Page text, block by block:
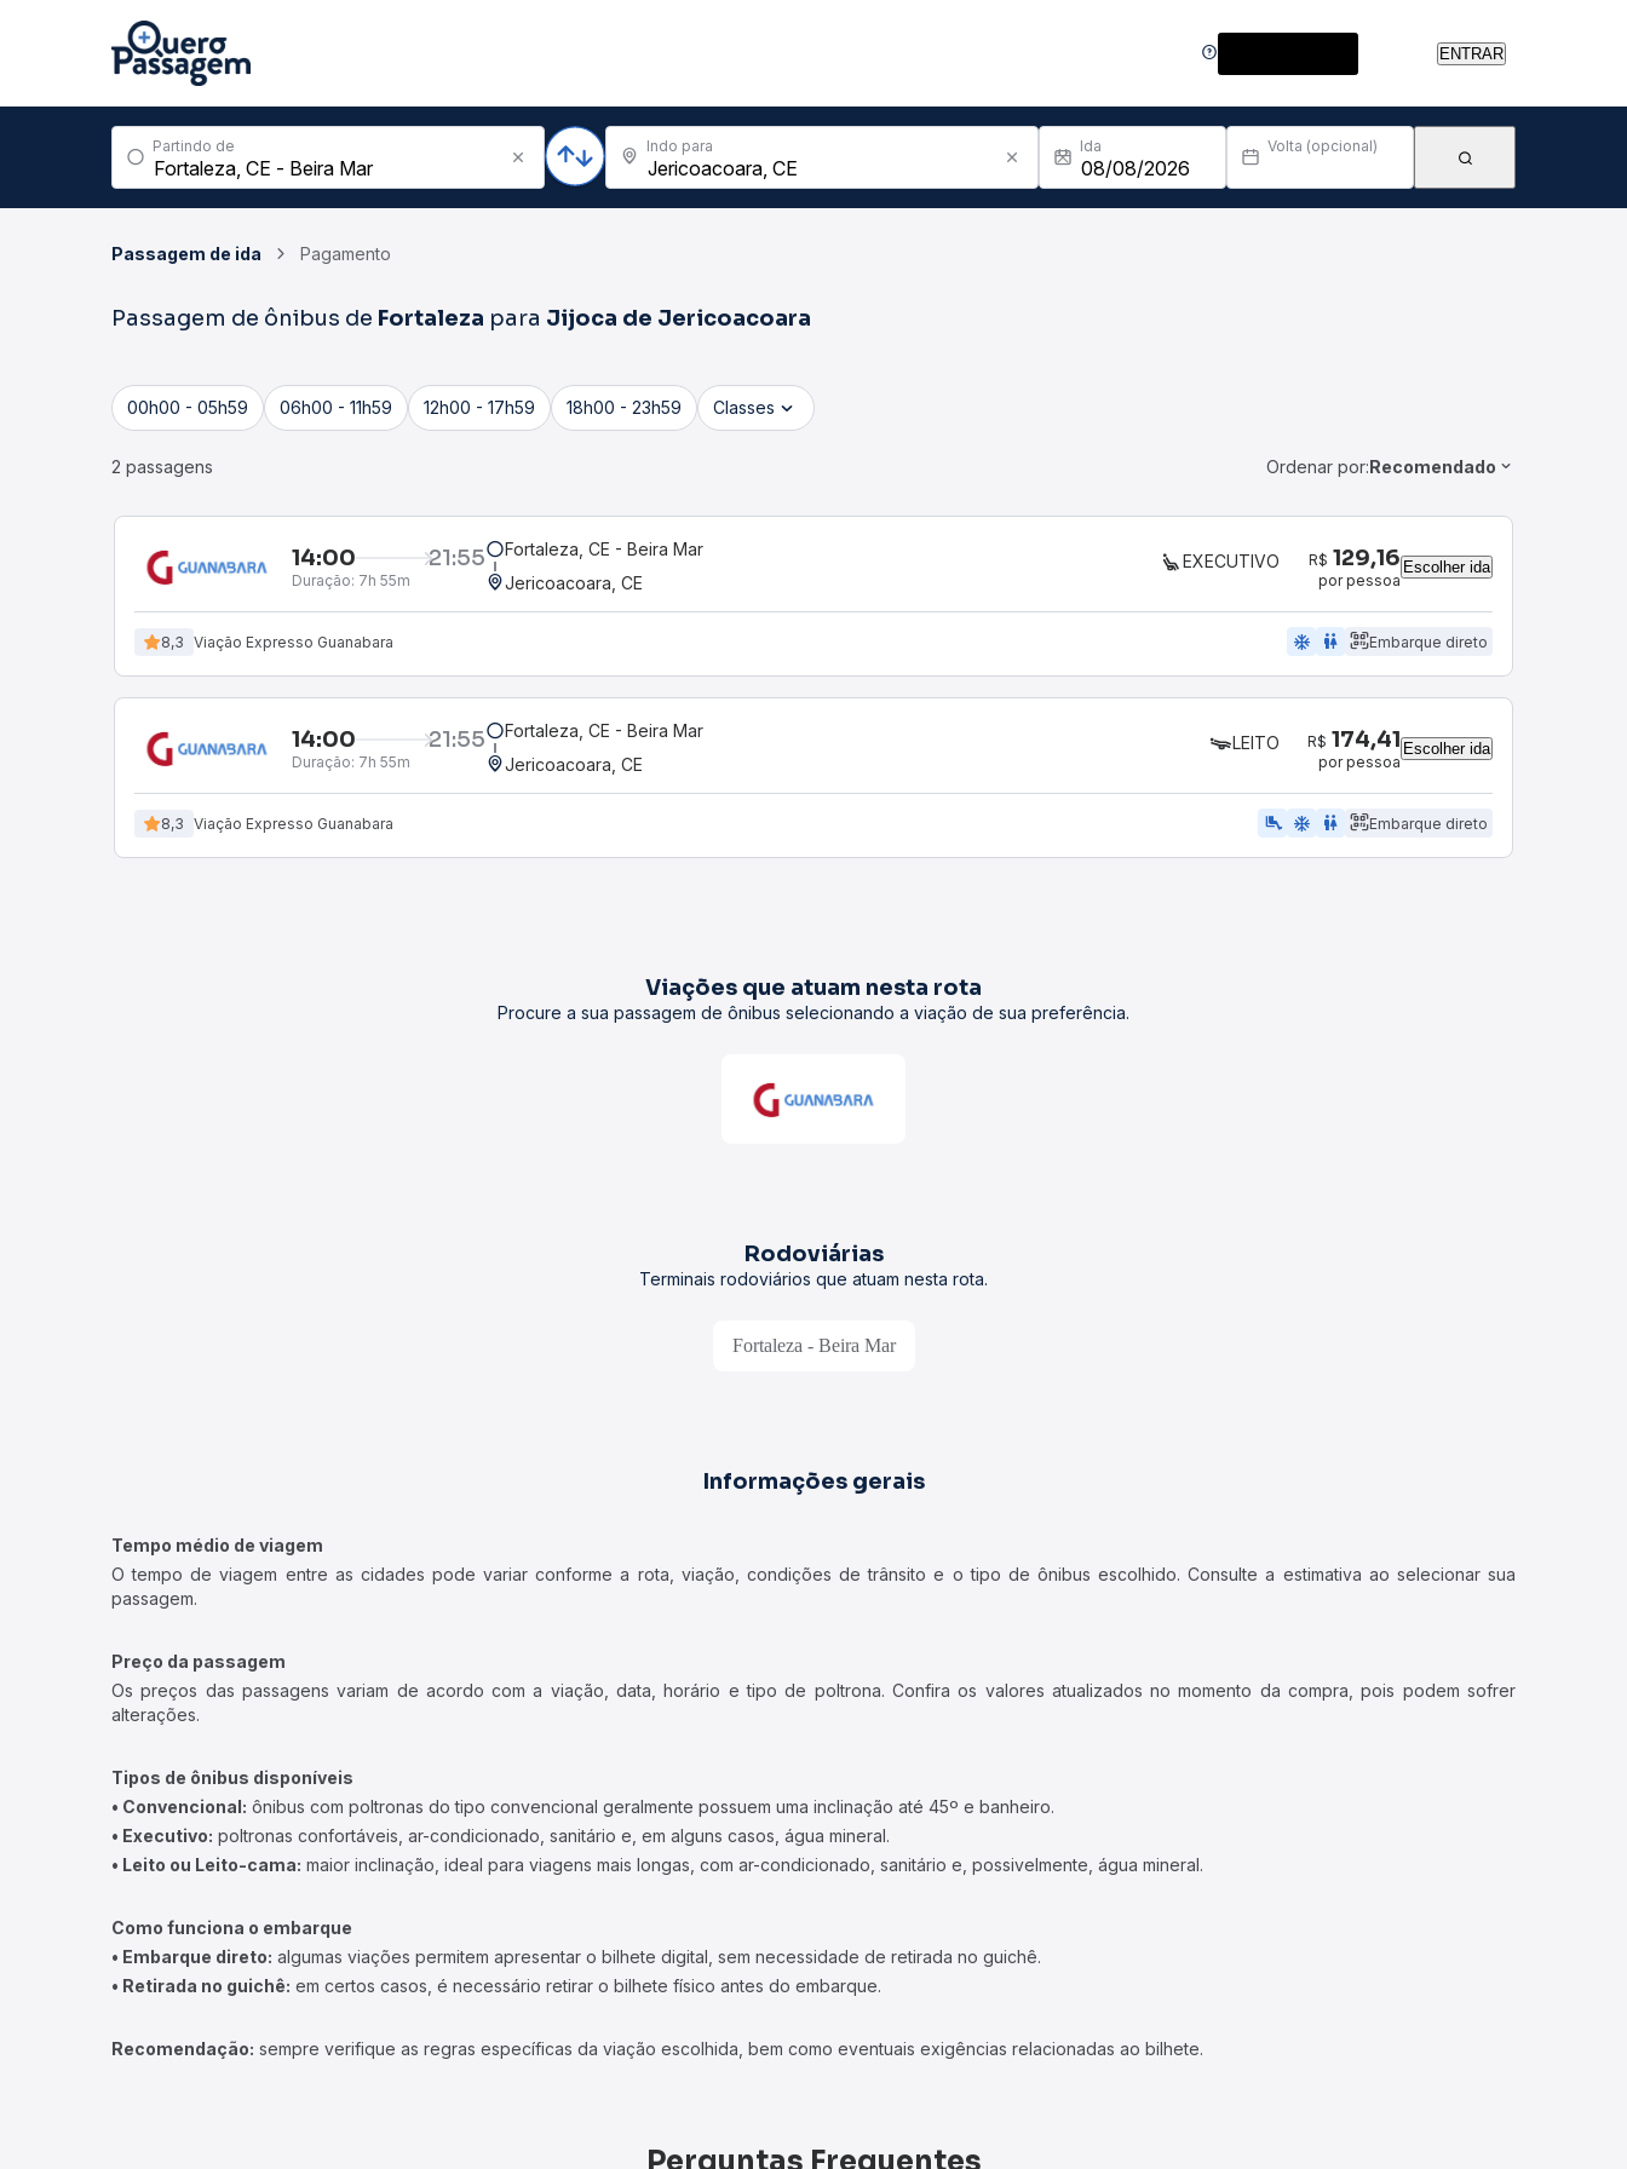
ENTRAR
Partindo de Indo para Ida Volta (opcional)
Passagem de ida Pagamento
Passagem de ônibus de Fortaleza para Jijoca de Jericoacoara
00h00 - 05h59 06h00 - 11h59 12h00 - 17h59 18h00 - 23h59 Classes
2 passagens Ordenar por:Recomendado
14:00 21:55
Duração: 7h 55m
Fortaleza, CE - Beira Mar
Jericoacoara, CE
EXECUTIVO R$ 129,16
por pessoa
Escolher ida
8,3 Viação Expresso Guanabara ac_unit wc Embarque direto
14:00 21:55
Duração: 7h 55m
Fortaleza, CE - Beira Mar
Jericoacoara, CE
LEITO R$ 174,41
por pessoa
Escolher ida
8,3 Viação Expresso Guanabara airline_seat_legroom_extra ac_unit wc Embarque direto
Viações que atuam nesta rota
Procure a sua passagem de ônibus selecionando a viação de sua preferência.
Rodoviárias
Terminais rodoviários que atuam nesta rota.
Fortaleza - Beira Mar
Informações gerais
Tempo médio de viagem
O tempo de viagem entre as cidades pode variar conforme a rota, viação, condições de trânsito e o tipo de ônibus escolhido. Consulte a estimativa ao selecionar sua
passagem.
Preço da passagem
Os preços das passagens variam de acordo com a viação, data, horário e tipo de poltrona. Confira os valores atualizados no momento da compra, pois podem sofrer
alterações.
Tipos de ônibus disponíveis
• Convencional: ônibus com poltronas do tipo convencional geralmente possuem uma inclinação até 45º e banheiro.
• Executivo: poltronas confortáveis, ar-condicionado, sanitário e, em alguns casos, água mineral.
• Leito ou Leito-cama: maior inclinação, ideal para viagens mais longas, com ar-condicionado, sanitário e, possivelmente, água mineral.
Como funciona o embarque
• Embarque direto: algumas viações permitem apresentar o bilhete digital, sem necessidade de retirada no guichê.
• Retirada no guichê: em certos casos, é necessário retirar o bilhete físico antes do embarque.
Recomendação: sempre verifique as regras específicas da viação escolhida, bem como eventuais exigências relacionadas ao bilhete.
Perguntas Frequentes